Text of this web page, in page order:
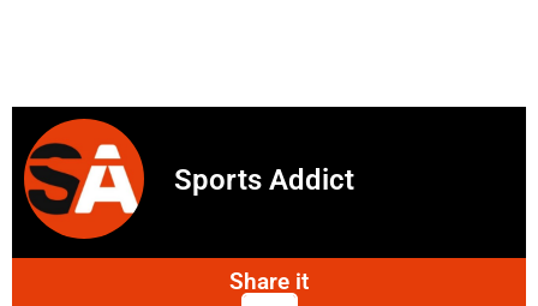
Sports Addict
Share it